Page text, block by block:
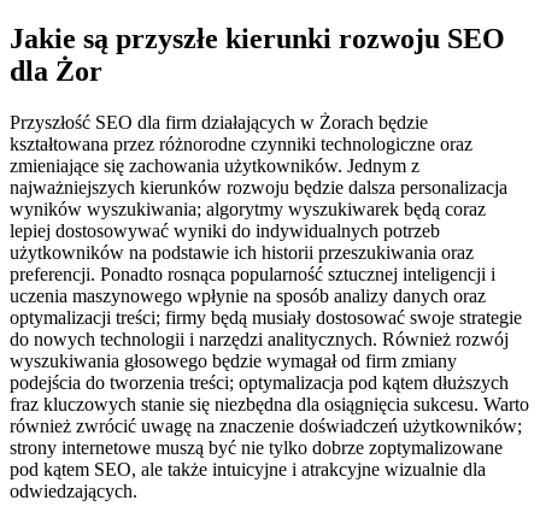
Jakie są przyszłe kierunki rozwoju SEO
dla Żor
Przyszłość SEO dla firm działających w Żorach będzie
kształtowana przez różnorodne czynniki technologiczne oraz
zmieniające się zachowania użytkowników. Jednym z
najważniejszych kierunków rozwoju będzie dalsza personalizacja
wyników wyszukiwania; algorytmy wyszukiwarek będą coraz
lepiej dostosowywać wyniki do indywidualnych potrzeb
użytkowników na podstawie ich historii przeszukiwania oraz
preferencji. Ponadto rosnąca popularność sztucznej inteligencji i
uczenia maszynowego wpłynie na sposób analizy danych oraz
optymalizacji treści; firmy będą musiały dostosować swoje strategie
do nowych technologii i narzędzi analitycznych. Również rozwój
wyszukiwania głosowego będzie wymagał od firm zmiany
podejścia do tworzenia treści; optymalizacja pod kątem dłuższych
fraz kluczowych stanie się niezbędna dla osiągnięcia sukcesu. Warto
również zwrócić uwagę na znaczenie doświadczeń użytkowników;
strony internetowe muszą być nie tylko dobrze zoptymalizowane
pod kątem SEO, ale także intuicyjne i atrakcyjne wizualnie dla
odwiedzających.